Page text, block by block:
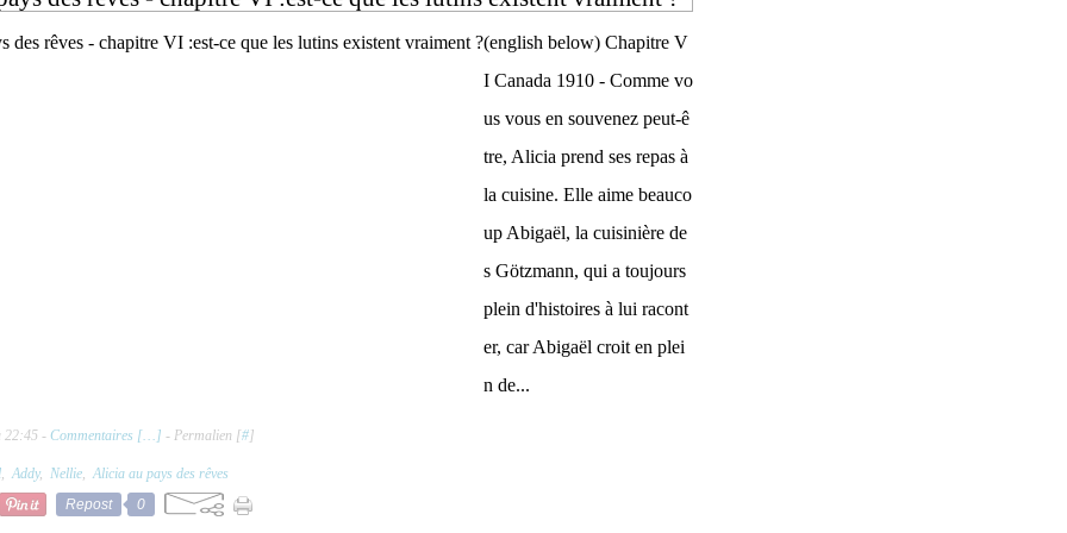
(english below) Chapitre V
I Canada 1910 - Comme vo
us vous en souvenez peut-ê
tre, Alicia prend ses repas à
la cuisine. Elle aime beauco
up Abigaël, la cuisinière de
s Götzmann, qui a toujours
plein d'histoires à lui racont
er, car Abigaël croit en plei
n de...
22:45 - Commentaires [… ] - Permalien [#]
, Addy, Nellie, Alicia au pays des rêves
Repost
0